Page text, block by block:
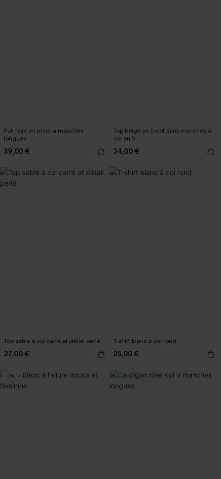
Pull rayé en tricot à manches
longues
39,00 €
Top beige en tricot sans manches à
col en V
34,00 €
Top sable à col carré et détail perlé
27,00 €
T-shirt blanc à col rond
25,00 €
-17%